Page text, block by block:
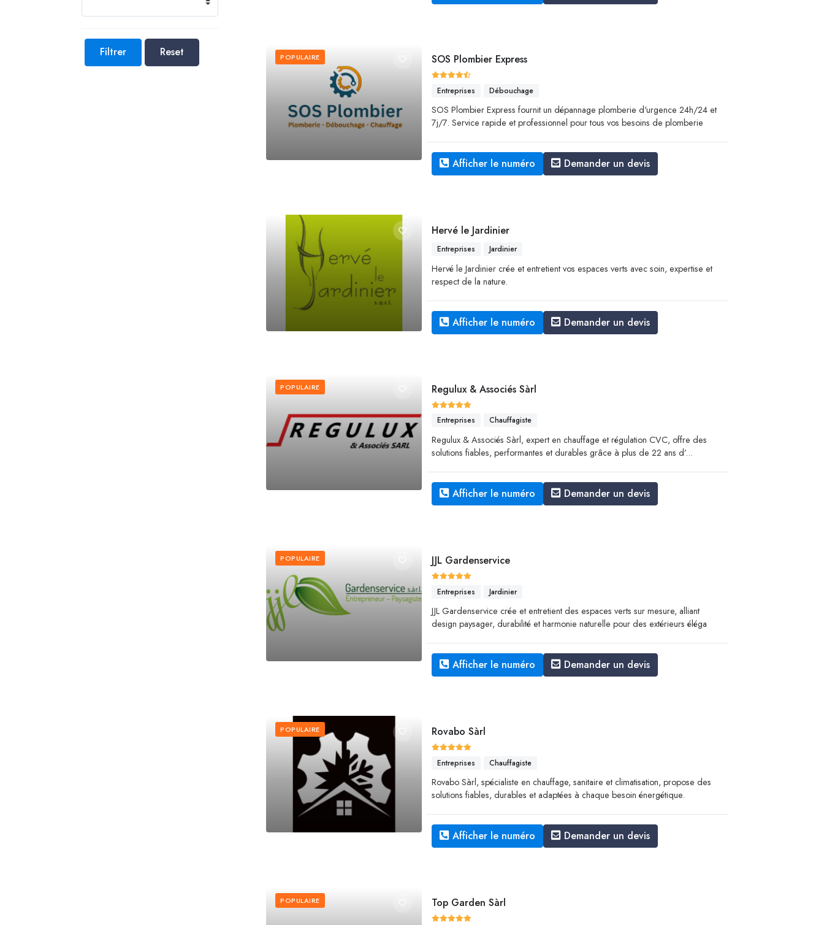
Filtrer Reset POPULAIRE SOS Plombier Express
Entreprises Débouchage
SOS Plombier Express fournit un dépannage plomberie d'urgence 24h/24 et
7j/7. Service rapide et professionnel pour tous vos besoins de plomberie
Afficher le numéro Demander un devis
Hervé le Jardinier
Entreprises Jardinier
Hervé le Jardinier crée et entretient vos espaces verts avec soin, expertise et
respect de la nature.
Afficher le numéro Demander un devis
POPULAIRE Regulux & Associés Sàrl
Entreprises Chauffagiste
Regulux & Associés Sàrl, expert en chauffage et régulation CVC, offre des
solutions fiables, performantes et durables grâce à plus de 22 ans d’...
Afficher le numéro Demander un devis
POPULAIRE JJL Gardenservice
Entreprises Jardinier
JJL Gardenservice crée et entretient des espaces verts sur mesure, alliant
design paysager, durabilité et harmonie naturelle pour des extérieurs éléga
Afficher le numéro Demander un devis
POPULAIRE Rovabo Sàrl
Entreprises Chauffagiste
Rovabo Sàrl, spécialiste en chauffage, sanitaire et climatisation, propose des
solutions fiables, durables et adaptées à chaque besoin énergétique.
Afficher le numéro Demander un devis
POPULAIRE Top Garden Sàrl